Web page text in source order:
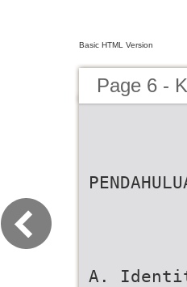
Basic HTML Version
Page 6 -
A.